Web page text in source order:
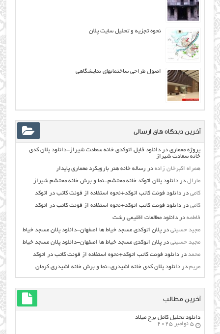
نحوه تجزیه و تحلیل سایت پلان
اصول طراحی ساختمانهاي نمايشگاهي
آخرین دیدگاه های ارسالی
پروژه معماری دردانلود فایل اتوکدی خانه سعادت شیراز-دانلود پلان کدی
خانه سعادت شیراز
همراه اکبرخان زاده در رساله خانه هنر بارویکرد معماری پایدار
مارال دردانلود پلان اتوکد خانه محتشم-نما و برش خانه محتشم شیراز
کامی دردانلود فونت کاتب اتوکد+نحوه استفاده از فونت کاتب در اتوکد
کامی دردانلود فونت کاتب اتوکد+نحوه استفاده از فونت کاتب در اتوکد
فاطمه دردانلود مطالعات اقليمي رشت
مجید حسینی درپلان اتوکدی مسجد خیاط ها اصفهان-دانلود پلان مسجد خیاط
مجید حسینی درپلان اتوکدی مسجد خیاط ها اصفهان-دانلود پلان مسجد خیاط
محمد دردانلود فونت کاتب اتوکد+نحوه استفاده از فونت کاتب در اتوکد
مریم دردانلود پلان کدی خانه اشیدری-نما و برش خانه اشیدری کرمان
آخرین مطالب
دانلود تحلیل کامل برج میلاد
5 نوامبر 2025